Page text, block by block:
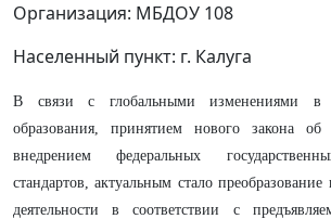
Организация: МБДОУ 108
Населенный пункт: г. Калуга
В связи с глобальными изменениями в
образования, принятием нового закона
внедрением федеральных
стандартов, актуальным стало преобразование
деятельности в соответствии с